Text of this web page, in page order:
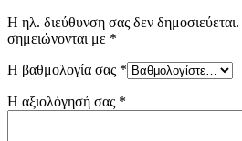
Η ηλ. διεύθυνση σας δεν δημοσιεύεται.
σημειώνονται με *
Η βαθμολογία σας *
Η αξιολόγησή σας *